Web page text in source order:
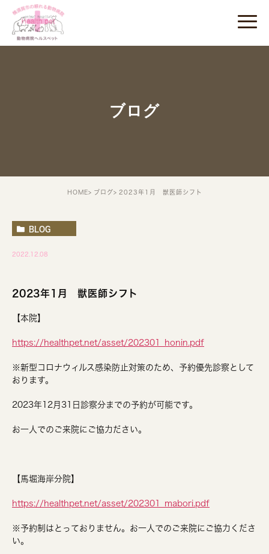
ブログ
HOME ブログ 2023年1月 獣医師シフト
BLOG
2022.12.08
2023年1月 獣医師シフト
【本院】
https://healthpet.net/asset/202301_honin.pdf
※新型コロナウィルス感染防止対策のため、予約優先診察として
おります。
2023年12月31日診察分までの予約が可能です。
お一人でのご来院にご協力ださい。
【馬堀海岸分院】
https://healthpet.net/asset/202301_mabori.pdf
※予約制はとっておりません。お一人でのご来院にご協力くださ
い。